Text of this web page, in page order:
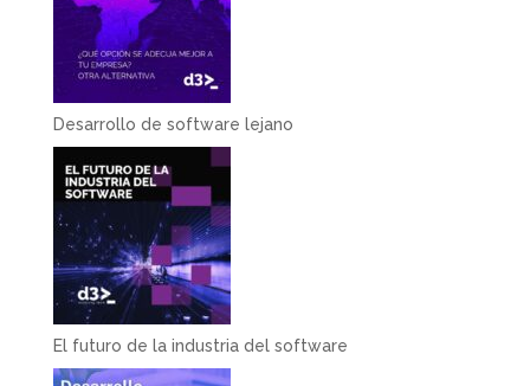
Desarrollo de software lejano
El futuro de la industria del software